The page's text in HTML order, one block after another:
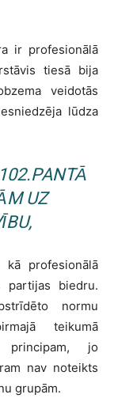
ir profesionālā
tiesā bija
veidotās
lūdza
UZ
kā profesionālā
partijas biedru.
normu
teikumā
principam, jo
nav noteikts
grupām.